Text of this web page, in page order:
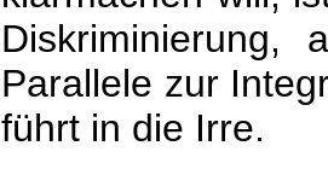
Diskriminierung,
Parallele zur
führt in die Irre.